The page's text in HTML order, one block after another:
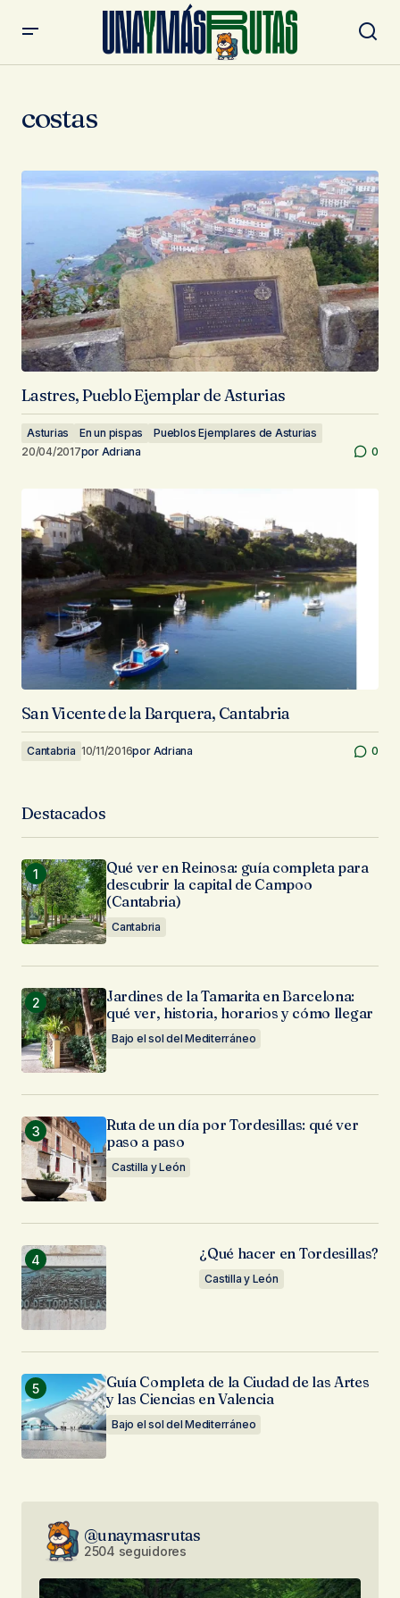
costas
Lastres, Pueblo Ejemplar de Asturias
Asturias En un pispas
Pueblos Ejemplares de Asturias
20/04/2017por Adriana 0
San Vicente de la Barquera, Cantabria
Cantabria 10/11/2016por Adriana 0
Destacados
Qué ver en Reinosa: guía completa para
descubrir la capital de Campoo
(Cantabria)
Cantabria
Jardines de la Tamarita en Barcelona:
qué ver, historia, horarios y cómo llegar
Bajo el sol del Mediterráneo
Ruta de un día por Tordesillas: qué ver
paso a paso
Castilla y León
¿Qué hacer en Tordesillas?
Castilla y León
Guía Completa de la Ciudad de las Artes
y las Ciencias en Valencia
Bajo el sol del Mediterráneo
@unaymasrutas
2504 seguidores